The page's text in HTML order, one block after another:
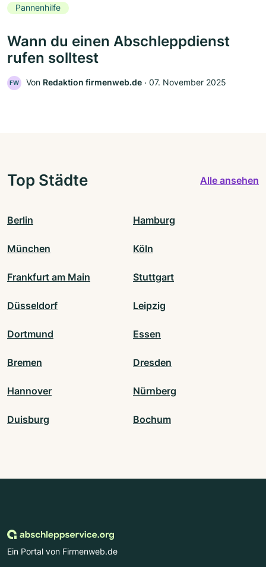
Pannenhilfe
Wann du einen Abschleppdienst
rufen solltest
FW Von Redaktion firmenweb.de ‧ 07. November 2025
Top Städte Alle ansehen
Berlin Hamburg
München Köln
Frankfurt am Main Stuttgart
Düsseldorf Leipzig
Dortmund Essen
Bremen Dresden
Hannover Nürnberg
Duisburg Bochum
Ein Portal von Firmenweb.de